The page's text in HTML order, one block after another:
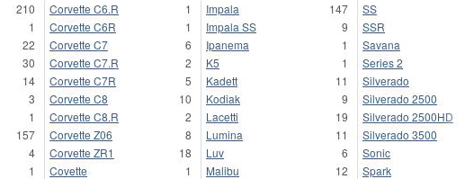
210
1
22
30
14
3
1
157
4
1
Corvette C6.R
1
Corvette C6R
1
Corvette C7
6
Corvette C7.R
2
Corvette C7R
5
Corvette C8
10
Corvette C8.R
2
Corvette Z06
8
Corvette ZR1
18
Covette
1
Impala
147
Impala SS
9
Ipanema
1
K5
1
Kadett
11
Kodiak
9
Lacetti
19
Lumina
11
Luv
6
Malibu
12
SS
SSR
Savana
Series 2
Silverado
Silverado 2500
Silverado 2500HD
Silverado 3500
Sonic
Spark